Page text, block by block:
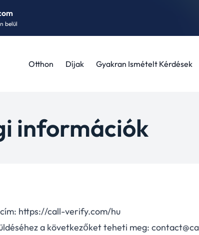
belül
Otthon Díjak Gyakran Ismételt Kérdések
információk
https://call-verify.com/hu
a következőket teheti meg: